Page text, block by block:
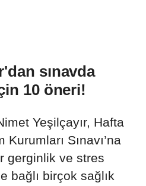
sınavda
10 öneri!
Yeşilçayır, Hafta
Sınavı’na
gerginlik ve stres
bağlı birçok sağlık